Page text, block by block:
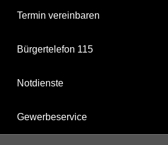
Termin vereinbaren
Bürgertelefon 115
Notdienste
Gewerbeservice